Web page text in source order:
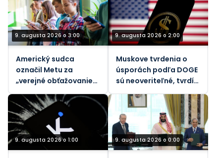
9. augusta 2026 o 3:00
Americký sudca
označil Metu za
„verejné obťažovanie“
ovzdušia
9. augusta 2026 o 2:00
Muskove tvrdenia o
úsporách podľa DOGE
sú neoveriteľné, tvrdí
9. augusta 2026 o 1:00 9. augusta 2026 o 0:00